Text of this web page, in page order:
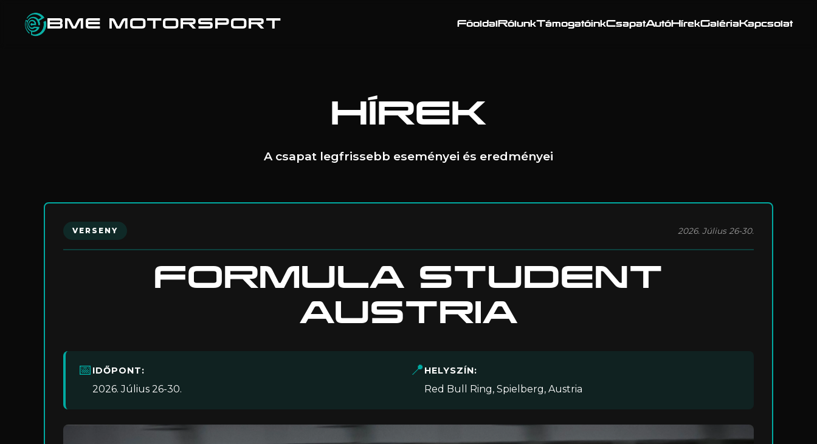
BME MOTORSPORT Főoldal RólunkTámogatóinkCsapatAutó HírekGaléria Kapcsolat
HÍREK
A csapat legfrissebb eseményei és eredményei
VERSENY 2026. Július 26-30.
FORMULA STUDENT
AUSTRIA
📅 IDŐPONT:
2026. Július 26-30.
📍 HELYSZÍN:
Red Bull Ring, Spielberg, Austria